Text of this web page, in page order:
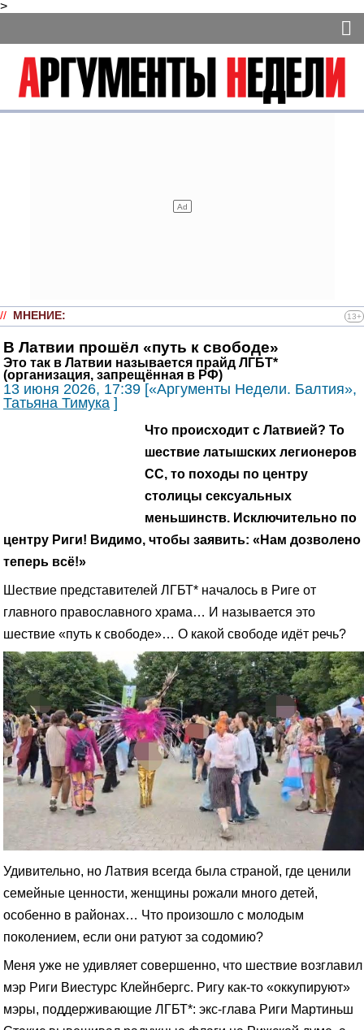
>
// МНЕНИЕ: 13+
В Латвии прошёл «путь к свободе»
Это так в Латвии называется прайд ЛГБТ*
(организация, запрещённая в РФ)
13 июня 2026, 17:39 [«Аргументы Недели. Балтия»,
Татьяна Тимука ]
Что происходит с Латвией? То
шествие латышских легионеров
СС, то походы по центру
столицы сексуальных
меньшинств. Исключительно по
центру Риги! Видимо, чтобы заявить: «Нам дозволено
теперь всё!»
Шествие представителей ЛГБТ* началось в Риге от
главного православного храма… И называется это
шествие «путь к свободе»… О какой свободе идёт речь?
Удивительно, но Латвия всегда была страной, где ценили
семейные ценности, женщины рожали много детей,
особенно в районах… Что произошло с молодым
поколением, если они ратуют за содомию?
Меня уже не удивляет совершенно, что шествие возглавил
мэр Риги Виестурс Клейнбергс. Ригу как-то «оккупируют»
мэры, поддерживающие ЛГБТ*: экс-глава Риги Мартиньш